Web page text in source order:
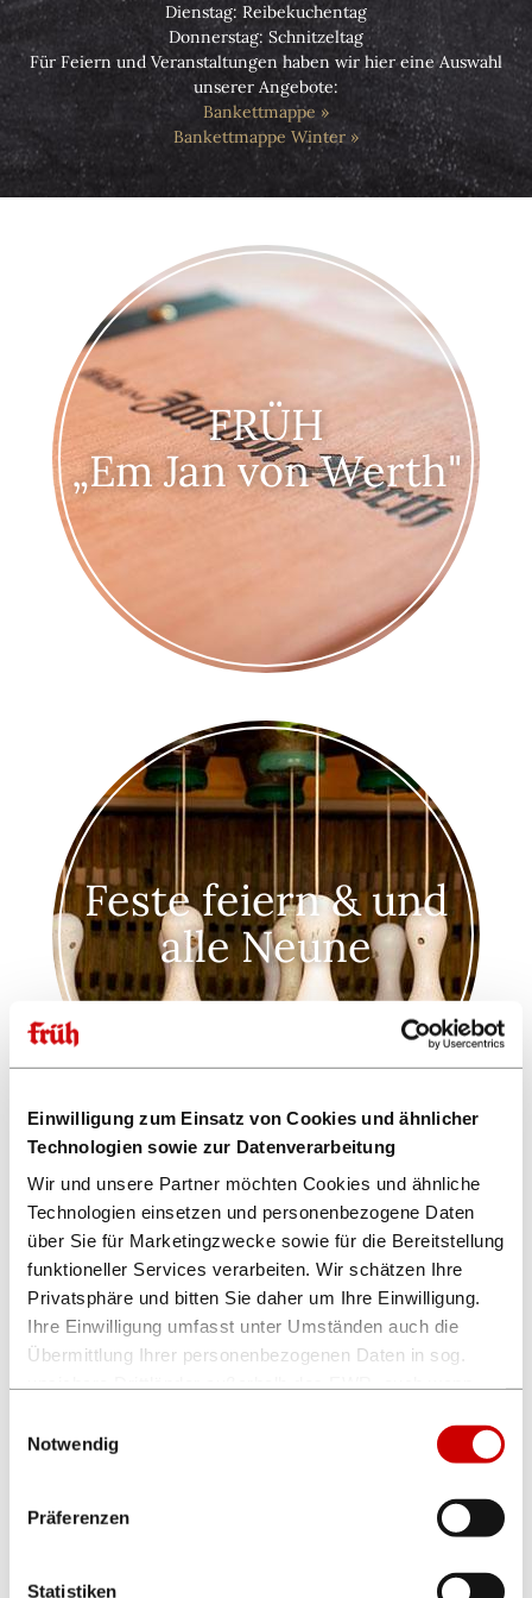
Einwilligung zum Einsatz von Cookies und ähnlicher
Technologien sowie zur Datenverarbeitung
Wir und unsere Partner möchten Cookies und ähnliche
Technologien einsetzen und personenbezogene Daten
über Sie für Marketingzwecke sowie für die Bereitstellung
funktioneller Services verarbeiten. Wir schätzen Ihre
Privatsphäre und bitten Sie daher um Ihre Einwilligung.
Ihre Einwilligung umfasst unter Umständen auch die
Übermittlung Ihrer personenbezogenen Daten in sog.
Datenschutzniveau gewährleistet ist. Es besteht u.a. das
Risiko, dass dortige Behörden auf die verarbeiteten
eingeschränkt oder ausgeschlossen sind.
Notwendig
Präferenzen
Statistiken
Dienstag: Reibekuchentag
Donnerstag: Schnitzeltag
Für Feiern und Veranstaltungen haben wir hier eine Auswahl
unserer Angebote:
Bankettmappe
Bankettmappe Winter
FRÜH
„Em Jan von Werth"
Feste feiern & und
alle Neune
FRÜH's